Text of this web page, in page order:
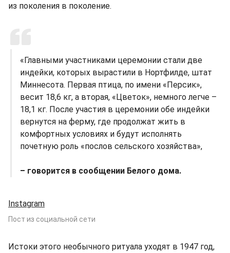
из поколения в поколение.
«Главными участниками церемонии стали две
индейки, которых вырастили в Нортфилде, штат
Миннесота. Первая птица, по имени «Персик»,
весит 18,6 кг, а вторая, «Цветок», немного легче –
18,1 кг. После участия в церемонии обе индейки
вернутся на ферму, где продолжат жить в
комфортных условиях и будут исполнять
почетную роль «послов сельского хозяйства»,
– говорится в сообщении Белого дома.
Instagram
Пост из социальной сети
Истоки этого необычного ритуала уходят в 1947 год,